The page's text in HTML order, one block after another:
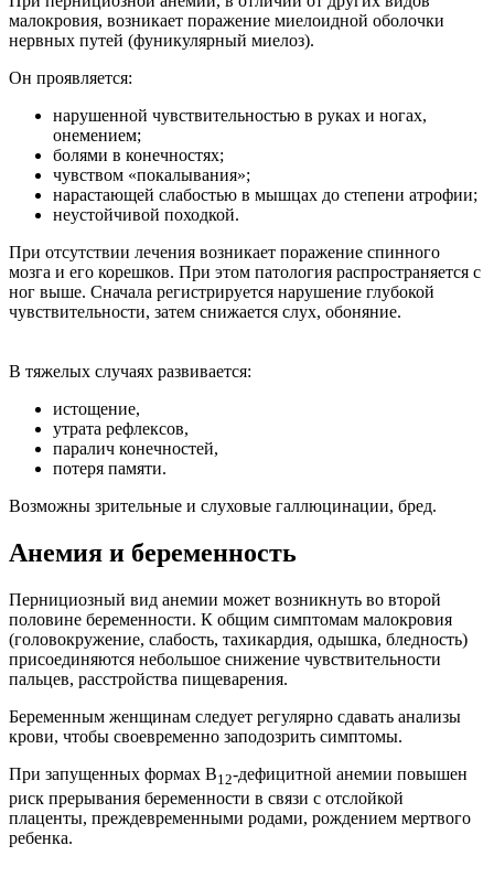
малокровия, возникает поражение миелоидной оболочки
нервных путей (фуникулярный миелоз).
Он проявляется:
нарушенной чувствительностью в руках и ногах,
онемением;
болями в конечностях;
чувством «покалывания»;
нарастающей слабостью в мышцах до степени атрофии;
неустойчивой походкой.
При отсутствии лечения возникает поражение спинного
мозга и его корешков. При этом патология распространяется с
ног выше. Сначала регистрируется нарушение глубокой
чувствительности, затем снижается слух, обоняние.
В тяжелых случаях развивается:
истощение,
утрата рефлексов,
паралич конечностей,
потеря памяти.
Возможны зрительные и слуховые галлюцинации, бред.
Анемия и беременность
Пернициозный вид анемии может возникнуть во второй
половине беременности. К общим симптомам малокровия
(головокружение, слабость, тахикардия, одышка, бледность)
присоединяются небольшое снижение чувствительности
пальцев, расстройства пищеварения.
Беременным женщинам следует регулярно сдавать анализы
крови, чтобы своевременно заподозрить симптомы.
При запущенных формах В12-дефицитной анемии повышен
риск прерывания беременности в связи с отслойкой
плаценты, преждевременными родами, рождением мертвого
ребенка.